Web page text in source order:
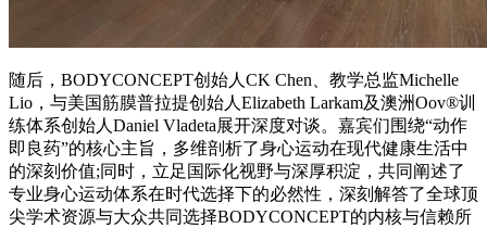
随后，BODYCONCEPT创始人CK Chen、教学总监Michelle
Lio，与美国筋膜普拉提创始人Elizabeth Larkam及澳洲Oov®训
练体系创始人Daniel Vladeta展开深度对谈。嘉宾们围绕“动作
即良药”的核心主旨，多维剖析了身心运动在现代健康生活中
的深刻价值;同时，立足国际化视野与深厚积淀，共同阐述了
专业身心运动体系在时代选择下的必然性，深刻解答了全球顶
尖学术资源与大众共同选择BODYCONCEPT的内核与信赖所